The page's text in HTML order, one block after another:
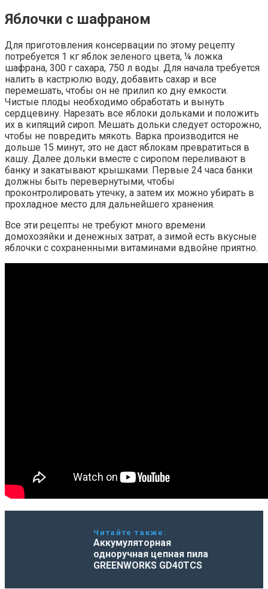
Яблочки с шафраном
Для приготовления консервации по этому рецепту
потребуется 1 кг яблок зеленого цвета, ¼ ложка
шафрана, 300 г сахара, 750 л воды. Для начала требуется
налить в кастрюлю воду, добавить сахар и все
перемешать, чтобы он не прилип ко дну емкости.
Чистые плоды необходимо обработать и вынуть
сердцевину. Нарезать все яблоки дольками и положить
их в кипящий сироп. Мешать дольки следует осторожно,
чтобы не повредить мякоть. Варка производится не
дольше 15 минут, это не даст яблокам превратиться в
кашу. Далее дольки вместе с сиропом переливают в
банку и закатывают крышками. Первые 24 часа банки
должны быть перевернутыми, чтобы
проконтролировать утечку, а затем их можно убирать в
прохладное место для дальнейшего хранения.
Все эти рецепты не требуют много времени
домохозяйки и денежных затрат, а зимой есть вкусные
яблочки с сохраненными витаминами вдвойне приятно.
Читайте также:
Аккумуляторная
одноручная цепная пила
GREENWORKS GD40TCS